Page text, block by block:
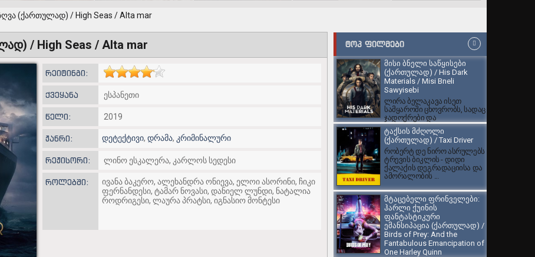
(ქართულად) / High Seas / Alta mar
ᲢᲝᲞ ᲤᲘᲚᲛᲔᲑᲘ
მისი ბნელი საწყისები
(ქართულად) / His Dark
Materials / Misi Bneli
Sawyisebi
ლირა ბელაკავა ისეთ
სამყაროში ცხოვრობს, სადაც
ჯადოქრები და
ბრონირებული დათვები ცხ...
ტაქსის მძღოლი
(ქართულად) / Taxi Driver
რობერტ დე ნირო ასრულებს
ტრევის ბიკლის - დიდი
ქალაქის დეგრადაციისა და
ამორალობის ...
მტაცებელი ფრინველები:
ჰარლი ქუინის
ფანტასტიკური
ემანსიპაცია (ქართულად) /
Birds of Prey: And the
Fantabulous Emancipation of
One Harley Quinn
/ High Seas / Alta mar
რეიტინგი:
ქვეყანა ესპანეთი
წელი: 2019
ჟანრი: დეტექტივი, დრამა, კრიმინალური
რეჟისორი: ლინო ესკალერა, კარლოს სედესი
როლებში:
ივანა ბაკერო, ალეხანდრა ონიევა, ელოი ასორინი, ჩიკი
ფერნანდესი, ტამარ ნოვასი, დანიელ ლუნდი, ნატალია
როდრიგესი, ლაურა პრატსი, იგნასიო მონტესი